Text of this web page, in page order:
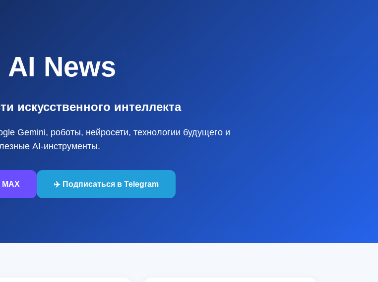
AI News
искусственного интеллекта
Gemini, роботы, нейросети, технологии будущего и
AI‑инструменты.
✈️ Подписаться в Telegram